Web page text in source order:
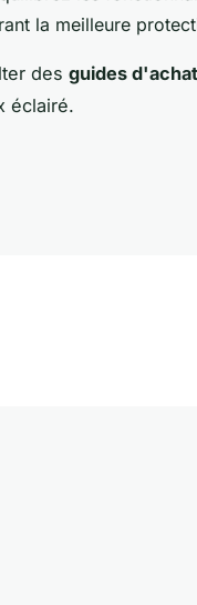
la meilleure
des guides d'achat
éclairé.